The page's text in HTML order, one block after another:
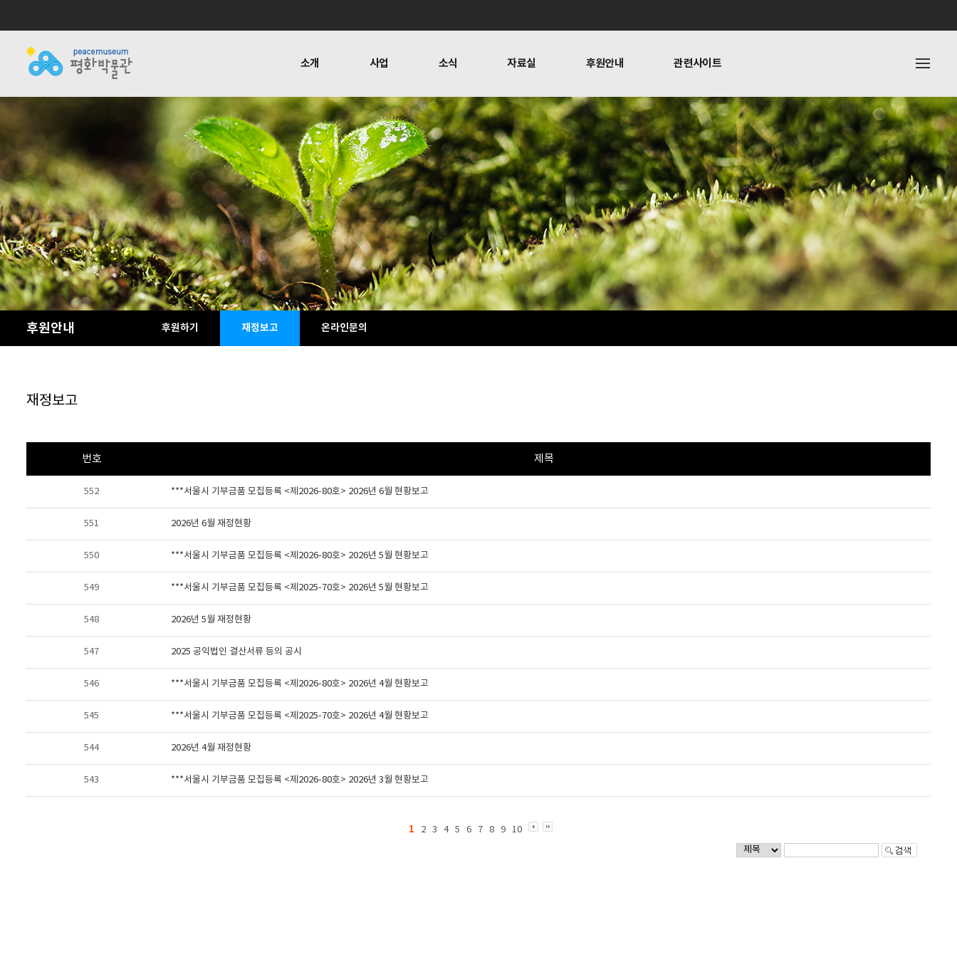
소개
걸어온 길 함께하는 사람들 오시는 길
사업
교육 · 연구 반헌법행위자열전편찬 캠페인
소식
활동소식 언론보도 뉴스레터
자료실 후원안내
재정보고 1:1질문
관련사이트
오시는 길
사업
전시
교육 · 연구
반헌법행위자열전편찬
캠페인
소식
공지사항
활동소식
언론보도
뉴스레터
자료실
자료실
후원안내
후원하기
재정보고
1:1 문의
관련사이트
기타링크
후원안내 후원하기 재정보고 온라인문의
재정보고
번호 제목
552 ***서울시 기부금품 모집등록 <제2026-80호> 2026년 6월 현황보고
551 2026년 6월 재정현황
550 ***서울시 기부금품 모집등록 <제2026-80호> 2026년 5월 현황보고
549 ***서울시 기부금품 모집등록 <제2025-70호> 2026년 5월 현황보고
548 2026년 5월 재정현황
547 2025 공익법인 결산서류 등의 공시
546 ***서울시 기부금품 모집등록 <제2026-80호> 2026년 4월 현황보고
545 ***서울시 기부금품 모집등록 <제2025-70호> 2026년 4월 현황보고
544 2026년 4월 재정현황
543 ***서울시 기부금품 모집등록 <제2026-80호> 2026년 3월 현황보고
1 2 3 4 5 6 7 8 9 10